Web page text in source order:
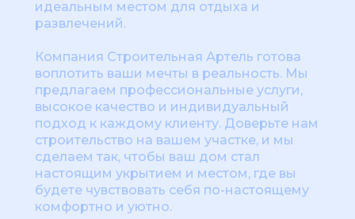
идеальным местом для отдыха и
развлечений.
Компания Строительная Артель готова
воплотить ваши мечты в реальность. Мы
предлагаем профессиональные услуги,
высокое качество и индивидуальный
подход к каждому клиенту. Доверьте нам
строительство на вашем участке, и мы
сделаем так, чтобы ваш дом стал
настоящим укрытием и местом, где вы
будете чувствовать себя по-настоящему
комфортно и уютно.